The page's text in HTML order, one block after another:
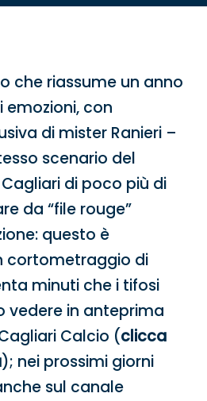
che riassume un anno
emozioni, con
di mister Ranieri –
scenario del
di poco più di
da “file rouge”
questo è
cortometraggio di
minuti che i tifosi
vedere in anteprima
Calcio (clicca
); nei prossimi giorni
sul canale